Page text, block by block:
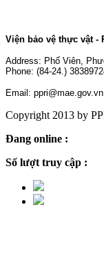
Viện bảo vệ thực vật -
Address: Phố Viên,
Phone: (84-24.)
Email: ppri@mae.gov.vn
Copyright 2013 by
Đang online :
Số lượt truy cập :